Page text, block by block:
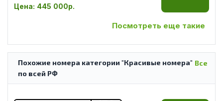
Цена: 445 000р.
Посмотреть еще такие
Все
Похожие номера категории "Красивые номера"
по всей РФ